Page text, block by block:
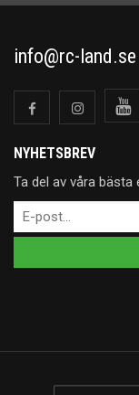
info@rc-land.se
NYHETSBREV
Ta del av våra